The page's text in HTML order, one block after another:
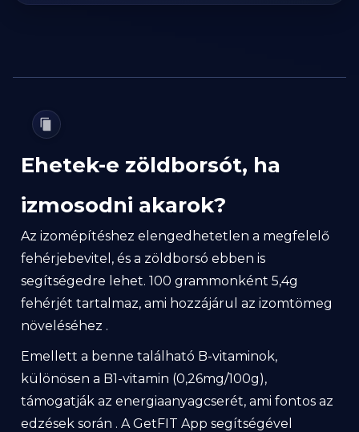
Ehetek-e zöldborsót, ha
izmosodni akarok?
Az izomépítéshez elengedhetetlen a megfelelő
fehérjebevitel, és a zöldborsó ebben is
segítségedre lehet. 100 grammonként 5,4g
fehérjét tartalmaz, ami hozzájárul az izomtömeg
növeléséhez .
Emellett a benne található B-vitaminok,
különösen a B1-vitamin (0,26mg/100g),
támogatják az energiaanyagcserét, ami fontos az
edzések során . A GetFIT App segítségével